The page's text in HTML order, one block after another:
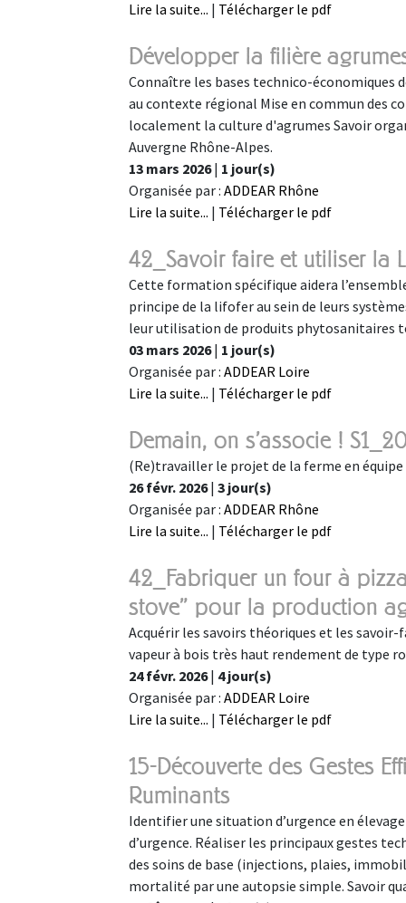
Lire la suite... | Télécharger le pdf
Développer la filière
Connaître les bases technico-économiques
au contexte régional Mise en commun des
localement la culture d'agrumes Savoir
Auvergne Rhône-Alpes.
13 mars 2026| 1 jour(s)
Organisée par : ADDEAR Rhône
Lire la suite... | Télécharger le pdf
42_Savoir faire et utiliser la
Cette formation spécifique aidera
principe de la lifofer au sein de leurs
leur utilisation de produits phytosanitaires
03 mars 2026| 1 jour(s)
Organisée par : ADDEAR Loire
Lire la suite... | Télécharger le pdf
Demain, on s'associe !
(Re)travailler le projet de la ferme en équipe
26 févr. 2026| 3 jour(s)
Organisée par : ADDEAR Rhône
Lire la suite... | Télécharger le pdf
42_Fabriquer un four à
stove" pour la production
Acquérir les savoirs théoriques et les
vapeur à bois très haut rendement de type
24 févr. 2026| 4 jour(s)
Organisée par : ADDEAR Loire
Lire la suite... | Télécharger le pdf
15-Découverte des Gestes
Ruminants
Identifier une situation d’urgence en
d’urgence. Réaliser les principaux gestes
des soins de base (injections, plaies,
mortalité par une autopsie simple. Savoir